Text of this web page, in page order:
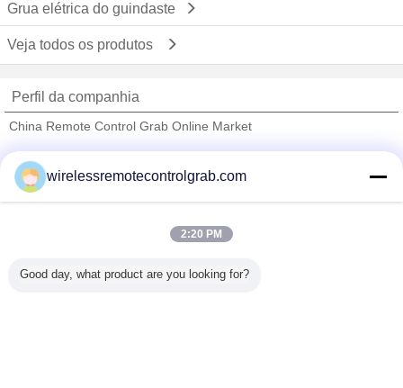
Grua elétrica do guindaste
Veja todos os produtos
Perfil da companhia
China Remote Control Grab Online Market
Trust Seal
Verified Suplier
Todos os Produtos
wirelessremotecontrolgrab.com
2:20 PM
Good day, what product are you looking for?